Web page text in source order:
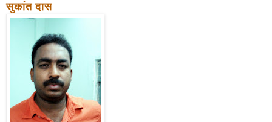
सुकांत दास